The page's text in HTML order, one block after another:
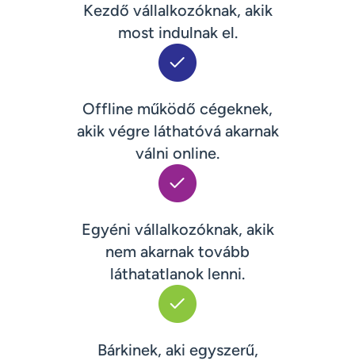
Kezdő vállalkozóknak, akik
most indulnak el.
Offline működő cégeknek,
akik végre láthatóvá akarnak
válni online.
Egyéni vállalkozóknak, akik
nem akarnak tovább
láthatatlanok lenni.
Bárkinek, aki egyszerű,